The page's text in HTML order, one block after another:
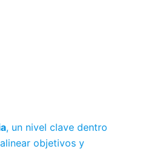
, un nivel clave dentro
objetivos y